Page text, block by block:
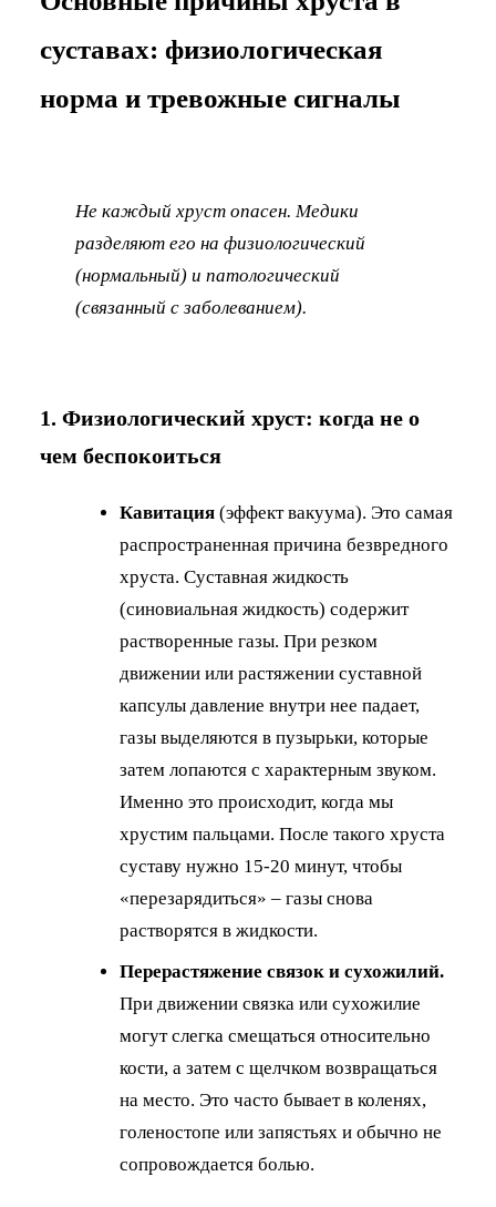
суставах: физиологическая
норма и тревожные сигналы
Не каждый хруст опасен. Медики
разделяют его на физиологический
(нормальный) и патологический
(связанный с заболеванием).
1. Физиологический хруст: когда не о
чем беспокоиться
Кавитация (эффект вакуума). Это самая
распространенная причина безвредного
хруста. Суставная жидкость
(синовиальная жидкость) содержит
растворенные газы. При резком
движении или растяжении суставной
капсулы давление внутри нее падает,
газы выделяются в пузырьки, которые
затем лопаются с характерным звуком.
Именно это происходит, когда мы
хрустим пальцами. После такого хруста
суставу нужно 15-20 минут, чтобы
«перезарядиться» – газы снова
растворятся в жидкости.
Перерастяжение связок и сухожилий.
При движении связка или сухожилие
могут слегка смещаться относительно
кости, а затем с щелчком возвращаться
на место. Это часто бывает в коленях,
голеностопе или запястьях и обычно не
сопровождается болью.